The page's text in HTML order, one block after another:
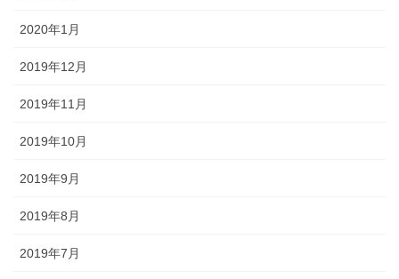
2020年1月
2019年12月
2019年11月
2019年10月
2019年9月
2019年8月
2019年7月